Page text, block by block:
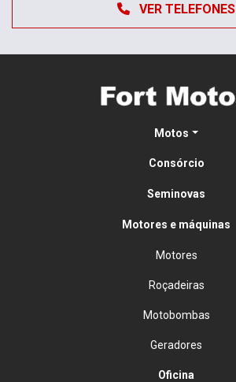
VER TELEFONES
Motos
Consórcio
Seminovas
Motores e máquinas
Motores
Roçadeiras
Motobombas
Geradores
Oficina